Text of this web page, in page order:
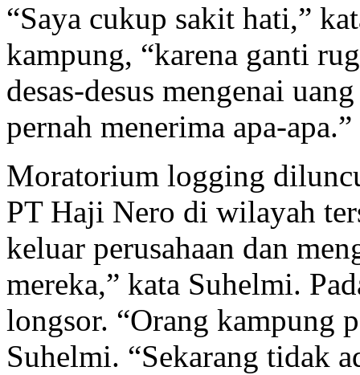
“Saya cukup sakit hati,”
kampung, “karena ganti
desas-desus mengenai
pernah menerima apa-apa.”
Moratorium logging
PT Haji Nero di wilayah
keluar perusahaan dan
mereka,” kata Suhelmi.
longsor. “Orang kampung
Suhelmi. “Sekarang tidak